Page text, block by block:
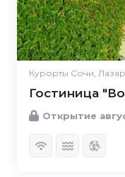
Курорты Сочи,
Гостиница
Открытие